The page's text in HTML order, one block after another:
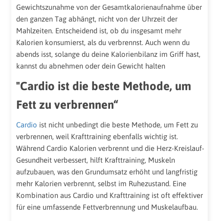
Gewichtszunahme von der Gesamtkalorienaufnahme über
den ganzen Tag abhängt, nicht von der Uhrzeit der
Mahlzeiten. Entscheidend ist, ob du insgesamt mehr
Kalorien konsumierst, als du verbrennst. Auch wenn du
abends isst, solange du deine Kalorienbilanz im Griff hast,
kannst du abnehmen oder dein Gewicht halten
"Cardio ist die beste Methode, um
Fett zu verbrennen“
Cardio ist nicht unbedingt die beste Methode, um Fett zu
verbrennen, weil Krafttraining ebenfalls wichtig ist.
Während Cardio Kalorien verbrennt und die Herz-Kreislauf-
Gesundheit verbessert, hilft Krafttraining, Muskeln
aufzubauen, was den Grundumsatz erhöht und langfristig
mehr Kalorien verbrennt, selbst im Ruhezustand. Eine
Kombination aus Cardio und Krafttraining ist oft effektiver
für eine umfassende Fettverbrennung und Muskelaufbau.